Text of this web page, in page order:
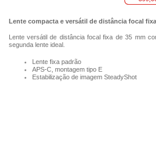
Lente compacta e versátil de distância focal
Lente versátil de distância focal fixa de 35 mm
segunda lente ideal.
Lente fixa padrão
APS-C, montagem tipo E
Estabilização de imagem SteadyShot